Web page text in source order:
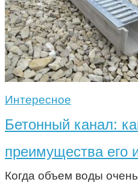
Интересное
Бетонный канал:
преимущества его
Когда объем воды